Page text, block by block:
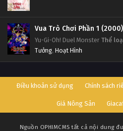
Vua Trò Chơi Phần 1 (2000)
Yu-Gi-Oh! Duel Monster Thể
Tưởng, Hoạt Hình
Điều khoản sử dụng Chính sách
Giá Nông Sản
Nguồn OPHIMCMS tất cả nội dung